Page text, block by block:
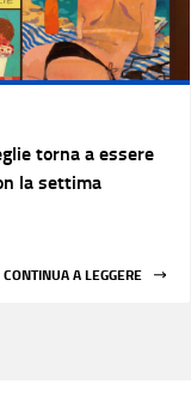
torna a essere
la settima
CONTINUA A LEGGERE